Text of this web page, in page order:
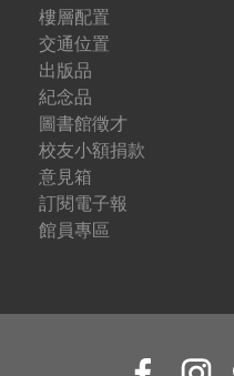
樓層配置
交通位置
出版品
紀念品
圖書館徵才
校友小額捐款
意見箱
訂閱電子報
館員專區